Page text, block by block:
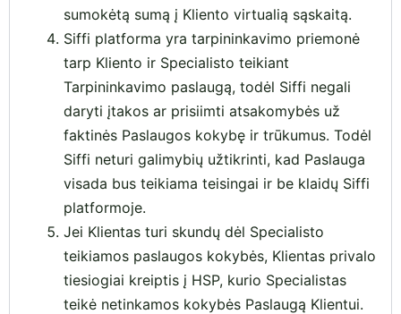
sumokėtą sumą į Kliento virtualią sąskaitą.
Siffi platforma yra tarpininkavimo priemonė
tarp Kliento ir Specialisto teikiant
Tarpininkavimo paslaugą, todėl Siffi negali
daryti įtakos ar prisiimti atsakomybės už
faktinės Paslaugos kokybę ir trūkumus. Todėl
Siffi neturi galimybių užtikrinti, kad Paslauga
visada bus teikiama teisingai ir be klaidų Siffi
platformoje.
Jei Klientas turi skundų dėl Specialisto
teikiamos paslaugos kokybės, Klientas privalo
tiesiogiai kreiptis į HSP, kurio Specialistas
teikė netinkamos kokybės Paslaugą Klientui.